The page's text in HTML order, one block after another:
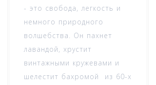
- это свобода, легкость и
немного природного
волшебства. Он пахнет
лавандой, хрустит
винтажными кружевами и
шелестит бахромой из 60-х